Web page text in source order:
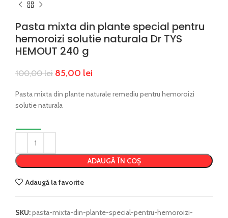
Pasta mixta din plante special pentru
hemoroizi solutie naturala Dr TYS
HEMOUT 240 g
100,00lei 85,00 lei
Pasta mixta din plante naturale remediu pentru hemoroizi
solutie naturala
ADAUGĂ ÎN COȘ
Adaugă la favorite
SKU:pasta-mixta-din-plante-special-pentru-hemoroizi-